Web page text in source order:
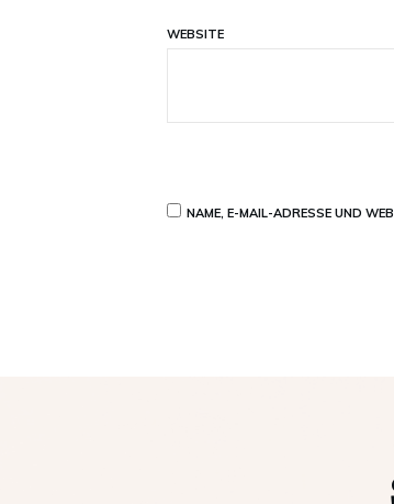
WEBSITE
NAME, E-MAIL-ADRESSE UND